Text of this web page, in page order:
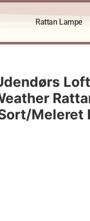
Rattan Lampe
Meleret